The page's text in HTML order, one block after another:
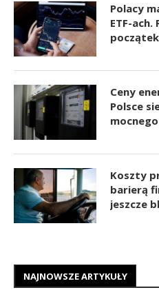
Polacy
ETF-
Ceny
Polsce
Koszty
barierą
jeszcze
NAJNOWSZE ARTYKUŁY